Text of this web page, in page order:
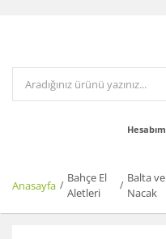
Hesabım
Anasayfa
Bahçe El
Aletleri
Balta ve
Nacak